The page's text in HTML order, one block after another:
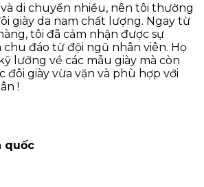
di chuyển nhiều, nên tôi thường
giày da nam chất lượng. Ngay từ
tôi đã cảm nhận được sự
đáo từ đội ngũ nhân viên. Họ
lưỡng về các mẫu giày mà còn
đôi giày vừa vặn và phù hợp với
!
quốc